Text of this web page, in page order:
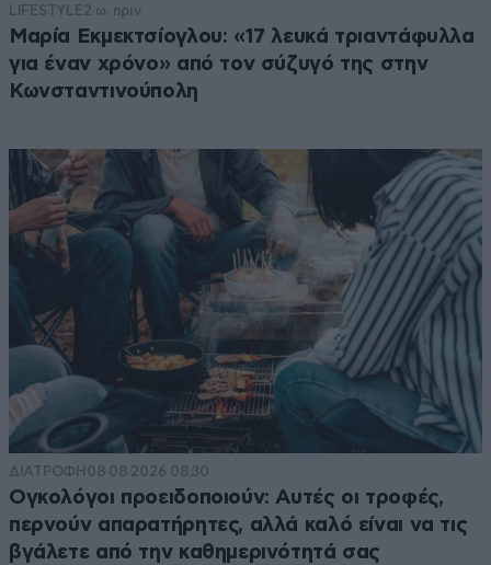
LIFESTYLE 2 ω. πριν
Μαρία Εκμεκτσίογλου: «17 λευκά τριαντάφυλλα
για έναν χρόνο» από τον σύζυγό της στην
Κωνσταντινούπολη
ΔΙΑΤΡΟΦΗ 08·08·2026 08:30
Ογκολόγοι προειδοποιούν: Αυτές οι τροφές,
περνούν απαρατήρητες, αλλά καλό είναι να τις
βγάλετε από την καθημερινότητά σας